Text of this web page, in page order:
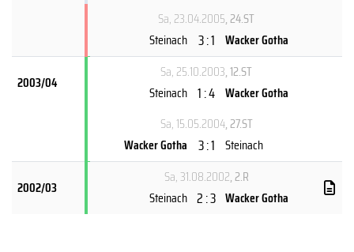
Sa, 23.04.2005, 24.ST
Steinach 3 : 1 Wacker Gotha
2003/04
Sa, 25.10.2003, 12.ST
Steinach 1 : 4 Wacker Gotha
Sa, 15.05.2004, 27.ST
Wacker Gotha 3 : 1 Steinach
2002/03
Sa, 31.08.2002, 2.R
Steinach 2 : 3 Wacker Gotha